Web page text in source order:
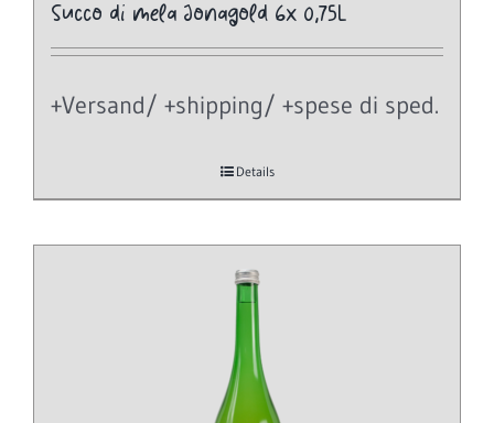
Succo di mela Jonagold 6x 0,75L
+Versand/ +shipping/ +spese di sped.
Details